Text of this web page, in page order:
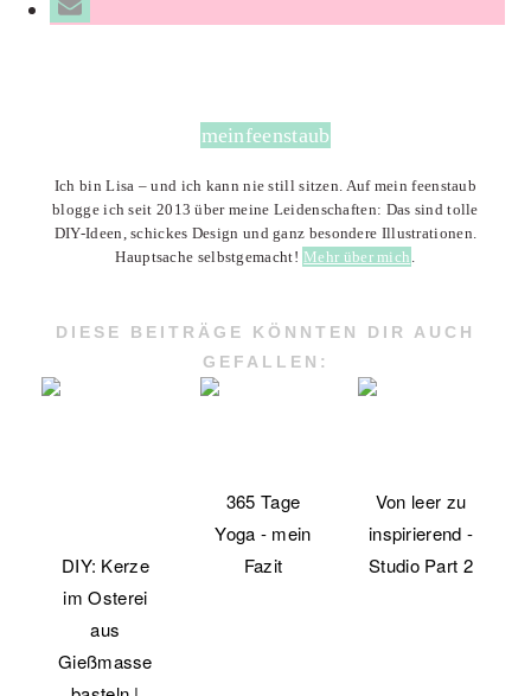
meinfeenstaub
Ich bin Lisa – und ich kann nie still sitzen. Auf mein feenstaub
blogge ich seit 2013 über meine Leidenschaften: Das sind tolle
DIY-Ideen, schickes Design und ganz besondere Illustrationen.
Hauptsache selbstgemacht! Mehr über mich .
DIESE BEITRÄGE KÖNNTEN DIR AUCH
GEFALLEN:
DIY: Kerze
im Osterei
aus
Gießmasse
365 Tage
Yoga - mein
Fazit
Von leer zu
inspirierend -
Studio Part 2